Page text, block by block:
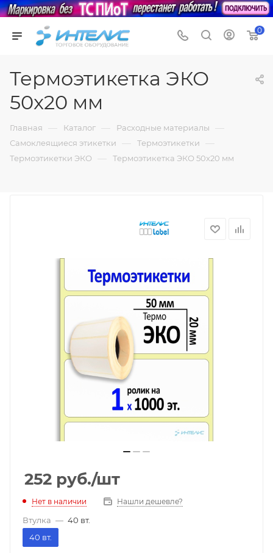
0
Термоэтикетка ЭКО
50x20 мм
Главная — Каталог — Расходные материалы —
Самоклеящиеся этикетки — Термоэтикетки —
Термоэтикетки ЭКО — Термоэтикетка ЭКО 50x20 мм
252 руб./шт
Нет в наличии Нашли дешевле?
Втулка — 40 вт.
40 вт.